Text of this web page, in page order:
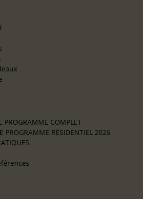
PROGRAMME COMPLET
PROGRAMME RÉSIDENTIEL 2026